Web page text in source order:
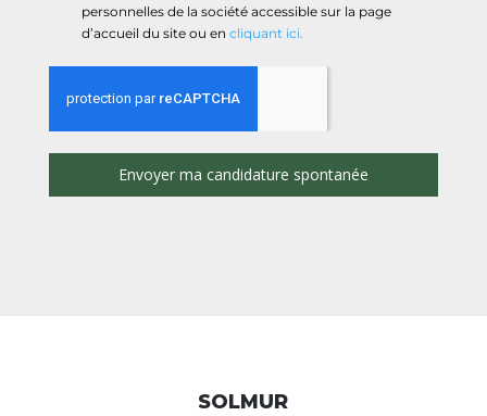
personnelles de la société accessible sur la page
d’accueil du site ou en cliquant ici.
Envoyer ma candidature spontanée
SOLMUR